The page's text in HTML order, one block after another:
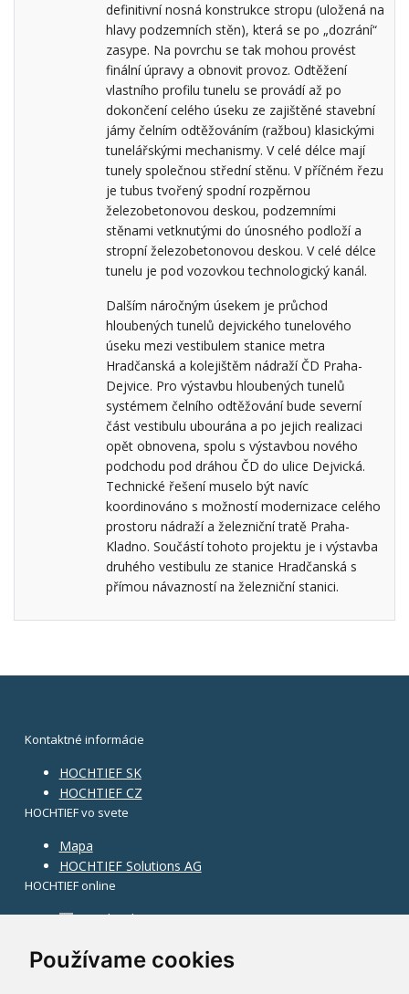
Používame cookies
definitivní nosná konstrukce stropu (uložená na
hlavy podzemních stěn), která se po „dozrání“
zasype. Na povrchu se tak mohou provést
finální úpravy a obnovit provoz. Odtěžení
vlastního profilu tunelu se provádí až po
dokončení celého úseku ze zajištěné stavební
jámy čelním odtěžováním (ražbou) klasickými
tunelářskými mechanismy. V celé délce mají
tunely společnou střední stěnu. V příčném řezu
je tubus tvořený spodní rozpěrnou
železobetonovou deskou, podzemními
stěnami vetknutými do únosného podloží a
stropní železobetonovou deskou. V celé délce
tunelu je pod vozovkou technologický kanál.
Dalším náročným úsekem je průchod
hloubených tunelů dejvického tunelového
úseku mezi vestibulem stanice metra
Hradčanská a kolejištěm nádraží ČD Praha-
Dejvice. Pro výstavbu hloubených tunelů
systémem čelního odtěžování bude severní
část vestibulu ubourána a po jejich realizaci
opět obnovena, spolu s výstavbou nového
podchodu pod dráhou ČD do ulice Dejvická.
Technické řešení muselo být navíc
koordinováno s možností modernizace celého
prostoru nádraží a železniční tratě Praha-
Kladno. Součástí tohoto projektu je i výstavba
druhého vestibulu ze stanice Hradčanská s
přímou návazností na železniční stanici.
Kontaktné informácie
HOCHTIEF SK
HOCHTIEF CZ
HOCHTIEF vo svete
Mapa
HOCHTIEF Solutions AG
HOCHTIEF online
Facebook